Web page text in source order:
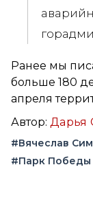
Ранее мы
больше 180
апреля
Автор: Дарья
#Вячеслав
#Парк Победы